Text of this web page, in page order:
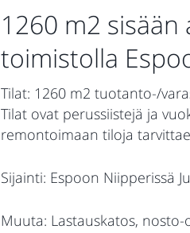
1260 m2
toimistolla
Tilat: 1260 m2 tuotanto-/
Tilat ovat perussiistejä ja
remontoimaan tiloja
Sijainti: Espoon Niipperissä
Muuta: Lastauskatos,